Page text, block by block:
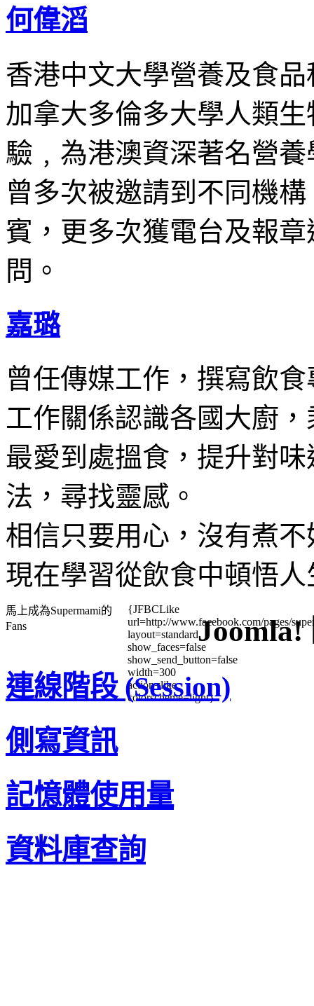
何偉滔
香港中文大學營養及食
加拿大多倫多大學人類
驗﹐為港澳資深著名營
曾多次被邀請到不同機
賓，更多次獲電台及報
問。
嘉璐
曾任傳媒工作，撰寫飲
工作關係認識各國大廚
最愛到處搵食，提升對
法，尋找靈感。
相信只要用心，沒有煮
現在學習從飲食中頓悟人
馬上成為Supermami的
Fans
{JFBCLike
url=http://www.facebook.com/pages/
layout=standard
show_faces=false
show_send_button=false
width=300
action=like
colorscheme=light}
Joomla!
連線階段 (Session)
側寫資訊
記憶體使用量
資料庫查詢